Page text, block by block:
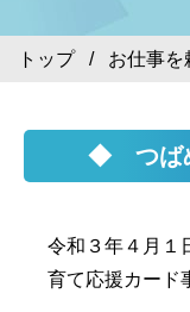
トップ/ お仕事を
◆ つば
令和３年４月１
育て応援カード